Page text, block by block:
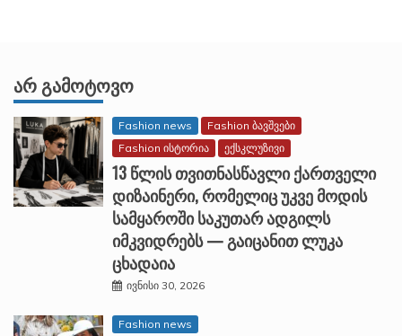
ᲐᲠ ᲒᲐᲛᲝᲢᲝᲕᲝ
Fashion news
Fashion ბავშვები
Fashion ისტორია
ექსკლუზივი
13 წლის თვითნასწავლი ქართველი
დიზაინერი, რომელიც უკვე მოდის
სამყაროში საკუთარ ადგილს
იმკვიდრებს — გაიცანით ლუკა
ცხადაია
ივნისი 30, 2026
Fashion news